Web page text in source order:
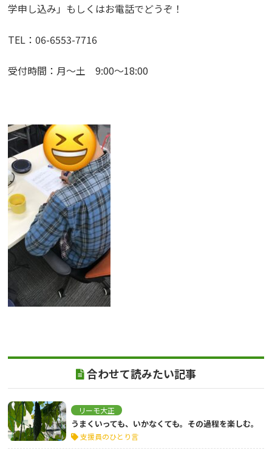
学申し込み」もしくはお電話でどうぞ！
TEL：06-6553-7716
受付時間：月～土 9:00～18:00
合わせて読みたい記事
リーモ大正
うまくいっても、いかなくても。その過程を楽しむ。
支援員のひとり言